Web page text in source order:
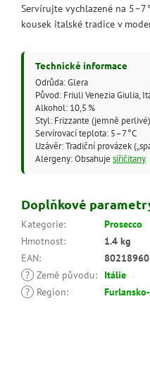
Servírujte vychlazené na 5–7
kousek italské tradice v
Technické informace
Odrůda: Glera
Původ: Friuli Venezia Giulia,
Alkohol: 10,5 %
Styl: Frizzante (jemně perlivé)
Servírovací teplota: 5–7 °C
Uzávěr: Tradiční provázek
Alergeny: Obsahuje siřičitany
Doplňkové
Kategorie:
Prosecco
Hmotnost:
1.4 kg
EAN:
? Země původu:
Itálie
?
Region: